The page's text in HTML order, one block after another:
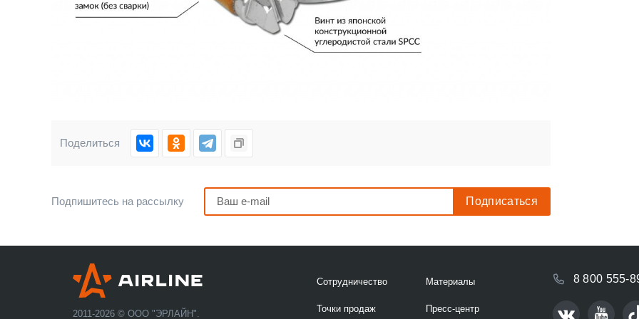
Поделиться
Подпишитесь на рассылку
2011-2026 © ООО "ЭРЛАЙН".
Сотрудничество
Точки продаж
Материалы
Пресс-центр
8 800 555-